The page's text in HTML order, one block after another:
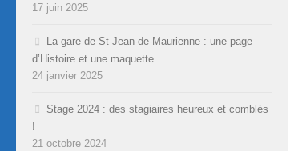
17 juin 2025
La gare de St-Jean-de-Maurienne : une page
d’Histoire et une maquette
24 janvier 2025
Stage 2024 : des stagiaires heureux et comblés
!
21 octobre 2024